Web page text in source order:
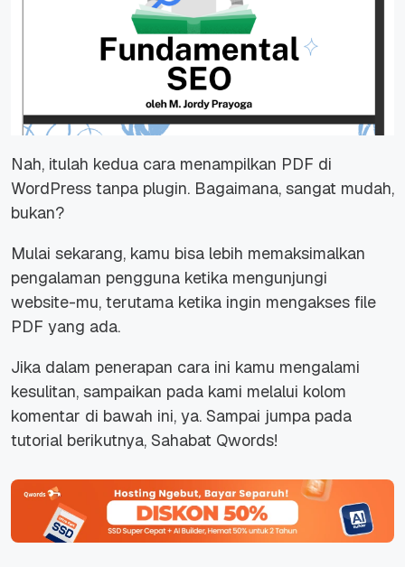
Nah, itulah kedua cara menampilkan PDF di
WordPress tanpa plugin. Bagaimana, sangat mudah,
bukan?
Mulai sekarang, kamu bisa lebih memaksimalkan
pengalaman pengguna ketika mengunjungi
website-mu, terutama ketika ingin mengakses file
PDF yang ada.
Jika dalam penerapan cara ini kamu mengalami
kesulitan, sampaikan pada kami melalui kolom
komentar di bawah ini, ya. Sampai jumpa pada
tutorial berikutnya, Sahabat Qwords!